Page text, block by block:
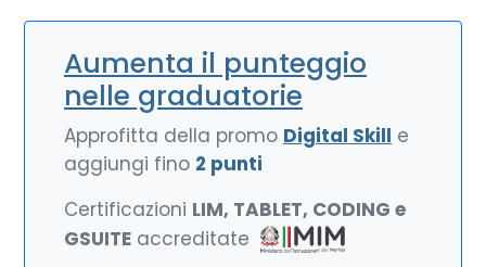
Aumenta il punteggio
nelle graduatorie
Approfitta della promo Digital Skill e
aggiungi fino 2 punti
Certificazioni LIM, TABLET, CODING e
GSUITE accreditate